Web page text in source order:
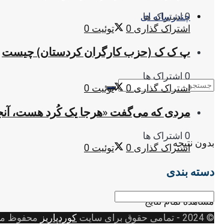
چندرسانه ای
بدون نتیجه
مشاهده تمام نتایج
0 اشتراک ها
اشتراک گذاری 0 توئیت 0
پ ک ک (حزب کارگران کردستان) چیست
0 اشتراک ها
اشتراک گذاری 0 توئیت 0
مردی که می‌گفت «هرجا یک کُرد هست،
0 اشتراک ها
اشتراک گذاری 0 توئیت 0
دسته بندی
دسته
بندی
© 2024
- تمامی حقوق برای سایت کوردپاریز محفوظ